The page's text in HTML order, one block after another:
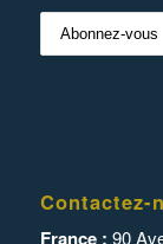
Contactez-
France : 90